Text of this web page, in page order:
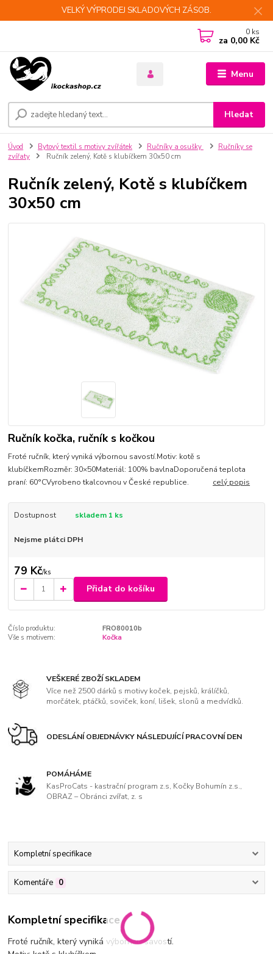
VELKÝ VÝPRODEJ SKLADOVÝCH ZÁSOB.
Menu
Hledat
0 ks
za 0,00 Kč
Úvod Bytový textil s motivy zvířátek Ručníky a osušky
Ručníky se
zvířaty
Ručník zelený, Kotě s klubíčkem 30x50 cm
Ručník zelený, Kotě s klubíčkem
30x50 cm
Ručník kočka, ručník s kočkou
Froté ručník, který vyniká výbornou savostí.Motiv: kotě s
klubíčkemRozměr: 30×50Materiál: 100% bavlnaDoporučená teplota
praní: 60°CVyrobeno tkalcovnou v České republice. celý popis
Dostupnost skladem 1 ks
Nejsme plátci DPH
79 Kč/ks
Přidat do košíku
Číslo produktu:
FRO80010b
Vše s motivem:
Kočka
VEŠKERÉ ZBOŽÍ SKLADEM
Více než 2500 dárků s motivy koček, pejsků, králíčků,
morčátek, ptáčků, soviček, koní, lišek, slonů a medvídků.
ODESLÁNÍ OBJEDNÁVKY NÁSLEDUJÍCÍ PRACOVNÍ DEN
POMÁHÁME
KasProCats - kastrační program z.s, Kočky Bohumín z.s.,
OBRAZ – Obránci zvířat, z. s
Kompletní specifikace
Komentáře 0
Kompletní specifikace
Froté ručník, který vyniká výbornou savostí.